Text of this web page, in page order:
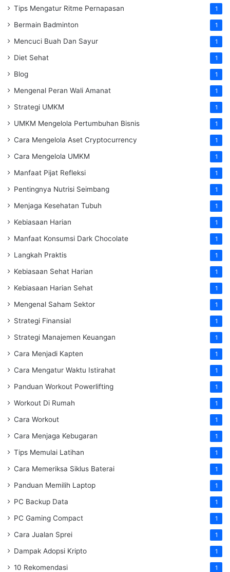
Tips Mengatur Ritme Pernapasan 1
Bermain Badminton 1
Mencuci Buah Dan Sayur 1
Diet Sehat 1
Blog 1
Mengenal Peran Wali Amanat 1
Strategi UMKM 1
UMKM Mengelola Pertumbuhan Bisnis 1
Cara Mengelola Aset Cryptocurrency 1
Cara Mengelola UMKM 1
Manfaat Pijat Refleksi 1
Pentingnya Nutrisi Seimbang 1
Menjaga Kesehatan Tubuh 1
Kebiasaan Harian 1
Manfaat Konsumsi Dark Chocolate 1
Langkah Praktis 1
Kebiasaan Sehat Harian 1
Kebiasaan Harian Sehat 1
Mengenal Saham Sektor 1
Strategi Finansial 1
Strategi Manajemen Keuangan 1
Cara Menjadi Kapten 1
Cara Mengatur Waktu Istirahat 1
Panduan Workout Powerlifting 1
Workout Di Rumah 1
Cara Workout 1
Cara Menjaga Kebugaran 1
Tips Memulai Latihan 1
Cara Memeriksa Siklus Baterai 1
Panduan Memilih Laptop 1
PC Backup Data 1
PC Gaming Compact 1
Cara Jualan Sprei 1
Dampak Adopsi Kripto 1
10 Rekomendasi 1